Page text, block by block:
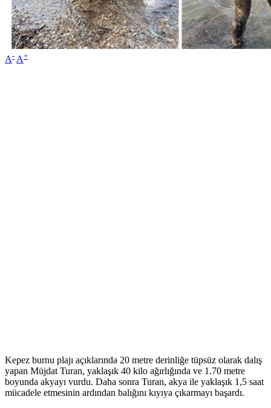
A- A+
Kepez burnu plajı açıklarında 20 metre derinliğe tüpsüz olarak dalış
yapan Müjdat Turan, yaklaşık 40 kilo ağırlığında ve 1.70 metre
boyunda akyayı vurdu. Daha sonra Turan, akya ile yaklaşık 1,5 saat
mücadele etmesinin ardından balığını kıyıya çıkarmayı başardı.